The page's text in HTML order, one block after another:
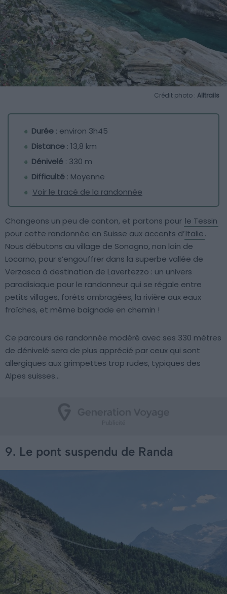
Crédit photo : Alltrails
Durée : environ 3h45
Distance : 13,8 km
Dénivelé : 330 m
Difficulté : Moyenne
Voir le tracé de la randonnée
Changeons un peu de canton, et partons pour le Tessin
pour cette randonnée en Suisse aux accents d’Italie.
Nous débutons au village de Sonogno, non loin de
Locarno, pour s’engouffrer dans la superbe vallée de
Verzasca à destination de Lavertezzo : un univers
paradisiaque pour le randonneur qui se régale entre
petits villages, forêts ombragées, la rivière aux eaux
fraîches, et même baignade en chemin !
Ce parcours de randonnée modéré avec ses 330 mètres
de dénivelé sera de plus apprécié par ceux qui sont
allergiques aux grimpettes trop rudes, typiques des
Alpes suisses…
9. Le pont suspendu de Randa